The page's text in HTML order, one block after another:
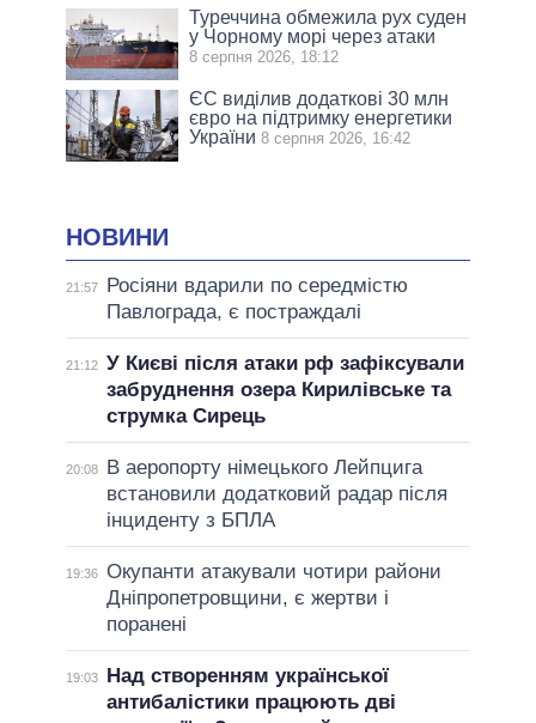
Туреччина обмежила рух суден
у Чорному морі через атаки
8 серпня 2026, 18:12
ЄС виділив додаткові 30 млн
євро на підтримку енергетики
України 8 серпня 2026, 16:42
НОВИНИ
21:57
Росіяни вдарили по середмістю
Павлограда, є постраждалі
21:12 У Києві після атаки рф зафіксували
забруднення озера Кирилівське та
струмка Сирець
20:08
В аеропорту німецького Лейпцига
встановили додатковий радар після
інциденту з БПЛА
19:36 Окупанти атакували чотири райони
Дніпропетровщини, є жертви і
поранені
19:03
Над створенням української
антибалістики працюють дві